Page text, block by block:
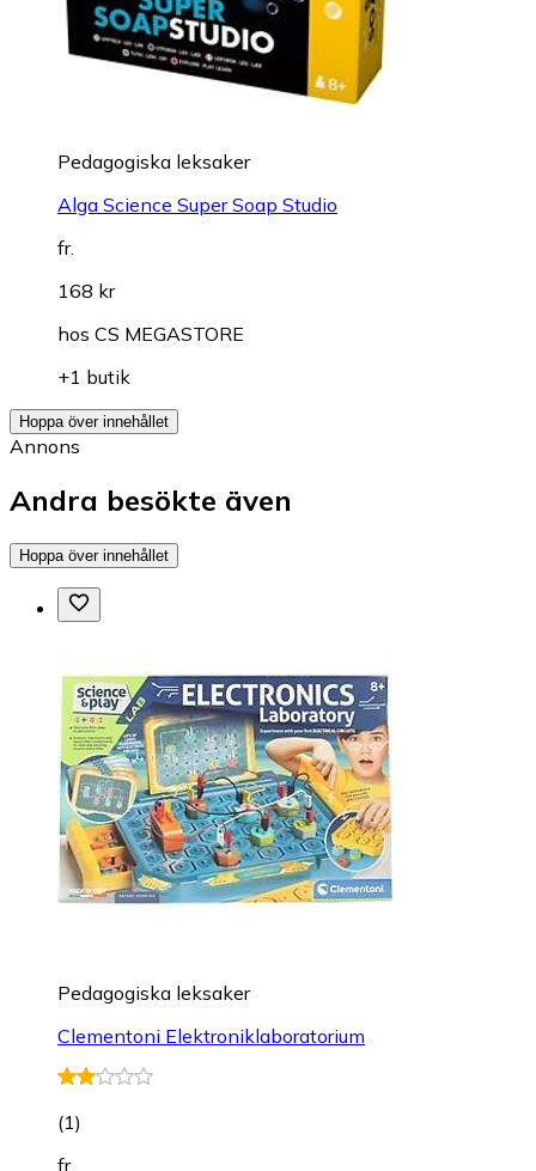
Pedagogiska leksaker
Alga Science Super Soap Studio
fr.
168 kr
hos CS MEGASTORE
+1 butik
Hoppa över innehållet
Annons
Andra besökte även
Hoppa över innehållet
Pedagogiska leksaker
Clementoni Elektroniklaboratorium
(1)
fr.